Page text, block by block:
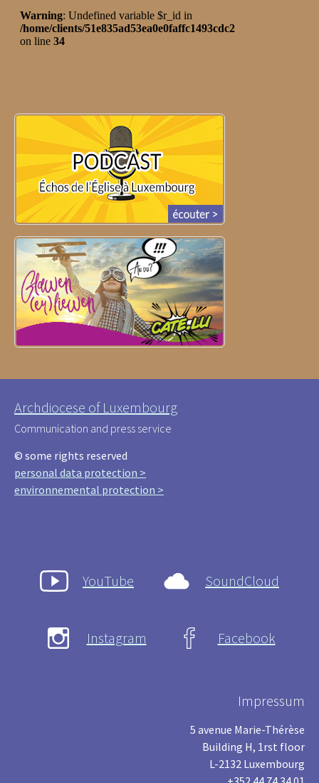
Archdiocese of Luxembourg
Communication and press service
© some rights reserved
personal data protection >
environnemental protection >
YouTube SoundCloud
Instagram Facebook
Impressum
5 avenue Marie-Thérèse
Building H, 1rst floor
L-2132 Luxembourg